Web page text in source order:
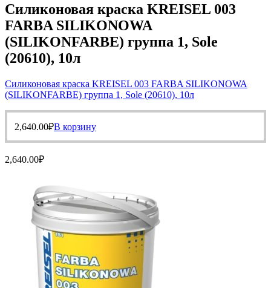
Силиконовая краска KREISEL 003
FARBA SILIKONOWA
(SILIKONFARBE) группа 1, Sole
(20610), 10л
Силиконовая краска KREISEL 003 FARBA SILIKONOWA
(SILIKONFARBE) группа 1, Sole (20610), 10л
2,640.00₽В корзину
2,640.00₽